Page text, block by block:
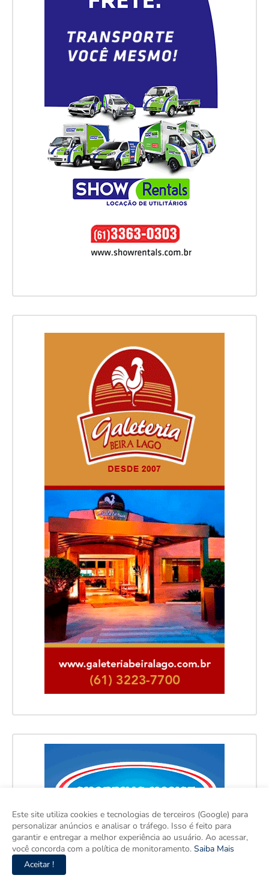
Este site utiliza cookies e tecnologias de terceiros (Google) para
personalizar anúncios e analisar o tráfego. Isso é feito para
garantir e entregar a melhor experiência ao usuário. Ao acessar,
você concorda com a política de monitoramento. Saiba Mais
Aceitar !